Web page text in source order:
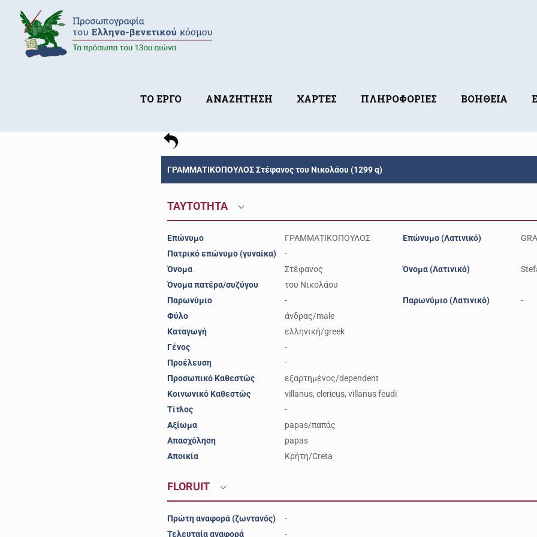
ΤΟ ΕΡΓΟ ΑΝΑΖΗΤΗΣΗ ΧΑΡΤΕΣ ΠΛΗΡΟΦΟΡΙΕΣ ΒΟΗΘΕΙΑ
ΓΡΑΜΜΑΤΙΚΟΠΟΥΛΟΣ Στέφανος του Νικολάου (1299 q)
ΤΑΥΤΟΤΗΤΑ
Επώνυμο
ΓΡΑΜΜΑΤΙΚΟΠΟΥΛΟΣ
Πατρικό επώνυμο (γυναίκα)
-
Όνομα
Στέφανος
Όνομα πατέρα/συζύγου
του Νικολάου
Παρωνύμιο
-
Φύλο
άνδρας/male
Καταγωγή
ελληνική/greek
Γένος
-
Προέλευση
-
Προσωπικό Καθεστώς
εξαρτημένος/dependent
Κοινωνικό Καθεστώς
villanus, clericus, villanus feudi
Τίτλος
-
Αξίωμα
papas/παπάς
Απασχόληση
papas
Αποικία
Κρήτη/Creta
Επώνυμο (Λατινικό)
Όνομα (Λατινικό)
Παρωνύμιο (Λατινικό) -
FLORUIT
Πρώτη αναφορά (ζωντανός)
-
Τελευταία αναφορά
-